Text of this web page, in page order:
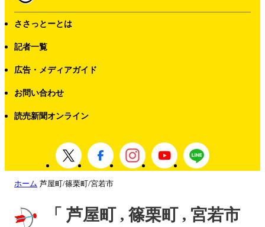
ささっとーとは
記者一覧
広告・メディアガイド
お問い合わせ
読売新聞オンライン
ホーム 芦屋町/篠栗町/宮若市
「 芦屋町 , 篠栗町 , 宮若市